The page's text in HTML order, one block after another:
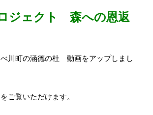
ロジェクト 森への恩返
川町の涵德の杜 動画をアップしまし
ご覧いただけます。